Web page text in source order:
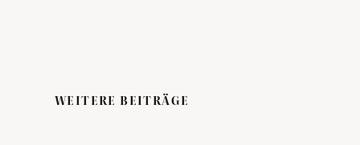
WEITERE BEITRÄGE